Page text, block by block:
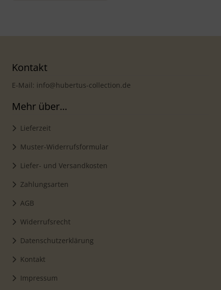
Kontakt
E-Mail: info@hubertus-collection.de
Mehr über...
Lieferzeit
Muster-Widerrufsformular
Liefer- und Versandkosten
Zahlungsarten
AGB
Widerrufsrecht
Datenschutzerklärung
Kontakt
Impressum